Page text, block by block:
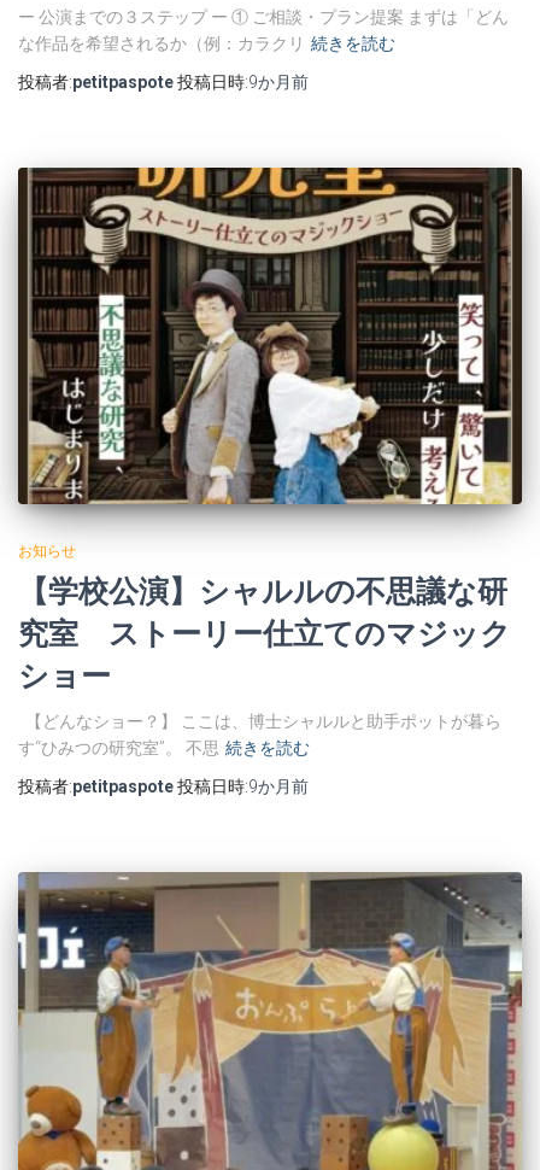
ー 公演までの３ステップ ー ① ご相談・プラン提案 まずは「どん
な作品を希望されるか（例：カラクリ 続きを読む
投稿者:petitpaspote投稿日時:9か月前
お知らせ
【学校公演】シャルルの不思議な研
究室 ストーリー仕立てのマジック
ショー
【どんなショー？】 ここは、博士シャルルと助手ポットが暮ら
す“ひみつの研究室”。 不思 続きを読む
投稿者:petitpaspote投稿日時:9か月前